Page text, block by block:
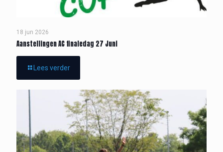
18 jun 2026
Aanstellingen AC finaledag 27 Juni
Lees verder